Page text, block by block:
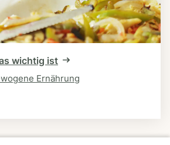
wichtig ist
Ernährung